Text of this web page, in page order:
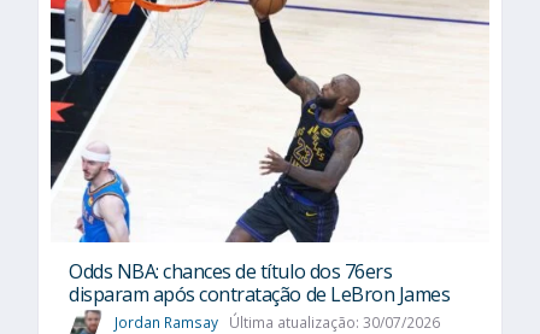
Odds NBA: chances de título dos 76ers
disparam após contratação de LeBron James
Jordan Ramsay Última atualização: 30/07/2026